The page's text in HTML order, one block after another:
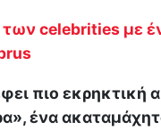
celebrities με
πιο εκρηκτική
ένα